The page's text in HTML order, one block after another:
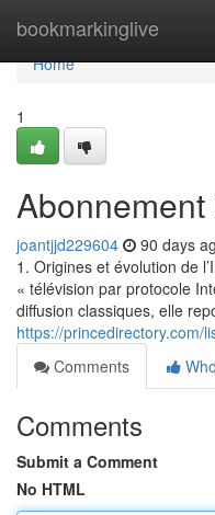
bookmarkinglive
Home
Home
1
Abonnement
joantjjd229604 90 days
1. Origines et évolution de
« télévision par protocole
diffusion classiques, elle
https://princedirectory.com/
Comments
Comments
Submit a Comment
No HTML